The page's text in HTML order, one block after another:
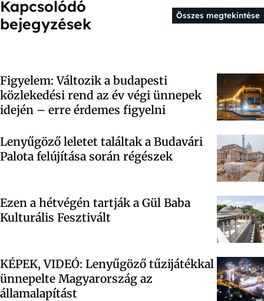
Kapcsolódó
bejegyzések
Összes megtekintése
Figyelem: Változik a budapesti
közlekedési rend az év végi ünnepek
idején – erre érdemes figyelni
Lenyűgöző leletet találtak a Budavári
Palota felújítása során régészek
Ezen a hétvégén tartják a Gül Baba
Kulturális Fesztivált
KÉPEK, VIDEÓ: Lenyűgöző tűzijátékkal
ünnepelte Magyarország az
államalapítást